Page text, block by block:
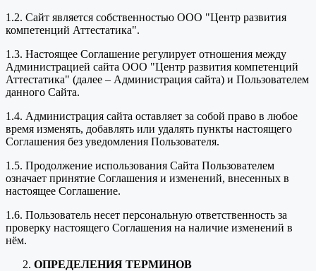
1.2. Сайт является собственностью ООО "Центр развития
компетенций Аттестатика".
1.3. Настоящее Соглашение регулирует отношения между
Администрацией сайта ООО "Центр развития компетенций
Аттестатика" (далее – Администрация сайта) и Пользователем
данного Сайта.
1.4. Администрация сайта оставляет за собой право в любое
время изменять, добавлять или удалять пункты настоящего
Соглашения без уведомления Пользователя.
1.5. Продолжение использования Сайта Пользователем
означает принятие Соглашения и изменений, внесенных в
настоящее Соглашение.
1.6. Пользователь несет персональную ответственность за
проверку настоящего Соглашения на наличие изменений в
нём.
ОПРЕДЕЛЕНИЯ ТЕРМИНОВ